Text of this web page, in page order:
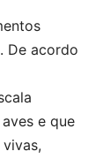
De acordo
e que